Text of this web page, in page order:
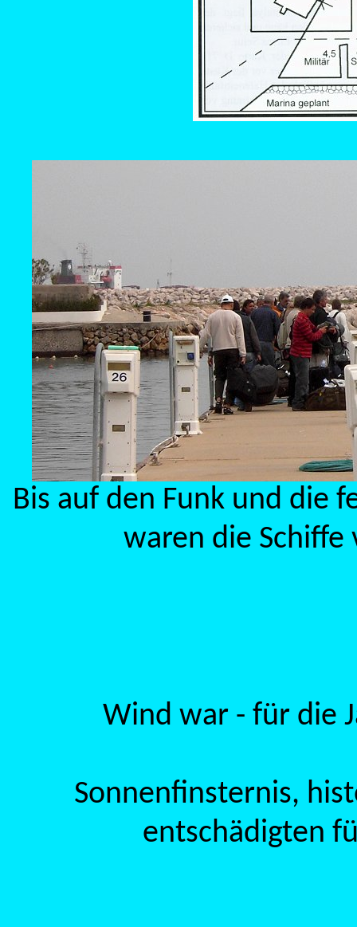
Bis auf den Funk und die
waren die Schiffe
Wind war - für die
Sonnenfinsternis,
entschädigten